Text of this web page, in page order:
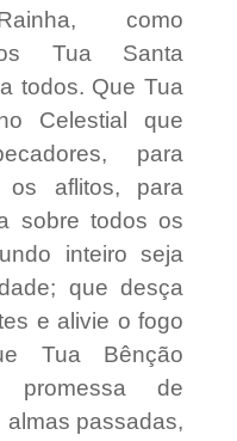
como
Tua Santa
todos. Que Tua
Celestial que
para
os aflitos, para
sobre todos os
inteiro seja
que desça
e alivie o fogo
Tua Bênção
de
passadas,